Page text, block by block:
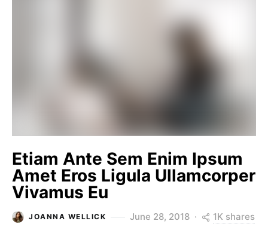
Etiam Ante Sem Enim Ipsum
Amet Eros Ligula Ullamcorper
Vivamus Eu
JOANNA WELLICK June 28, 2018 1K shares